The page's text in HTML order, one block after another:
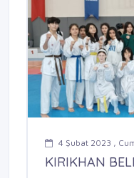
4 Şubat 2023 ,
KIRIKHAN